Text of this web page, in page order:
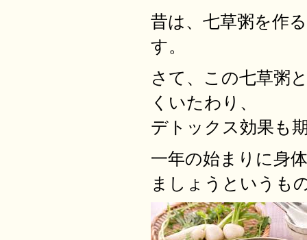
昔は、七草粥を作
す。
さて、この七草粥
くいたわり、
デトックス効果も
一年の始まりに身
ましょうというも